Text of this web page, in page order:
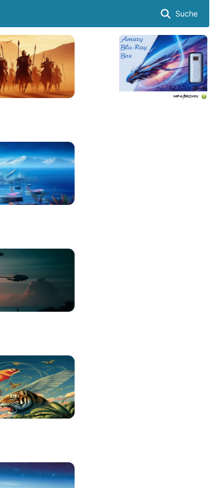
Suche